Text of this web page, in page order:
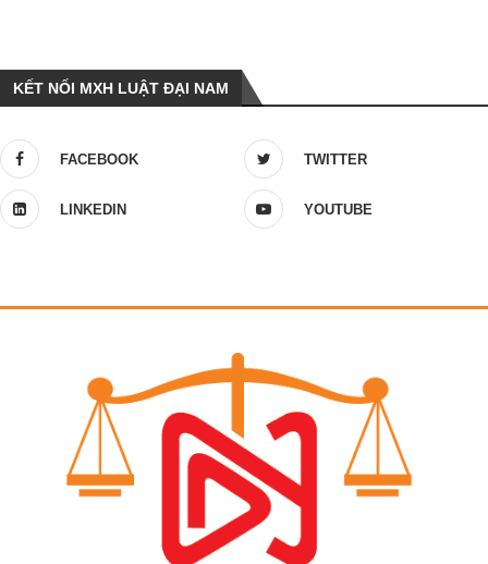
KẾT NỐI MXH LUẬT ĐẠI NAM
FACEBOOK TWITTER
LINKEDIN YOUTUBE